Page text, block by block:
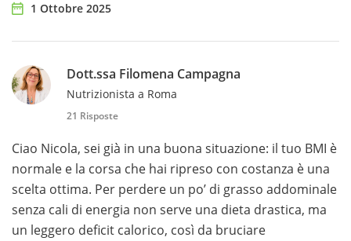
1 Ottobre 2025
Dott.ssa Filomena Campagna
Nutrizionista a Roma
21 Risposte
Ciao Nicola, sei già in una buona situazione: il tuo BMI è
normale e la corsa che hai ripreso con costanza è una
scelta ottima. Per perdere un po’ di grasso addominale
senza cali di energia non serve una dieta drastica, ma
un leggero deficit calorico, così da bruciare